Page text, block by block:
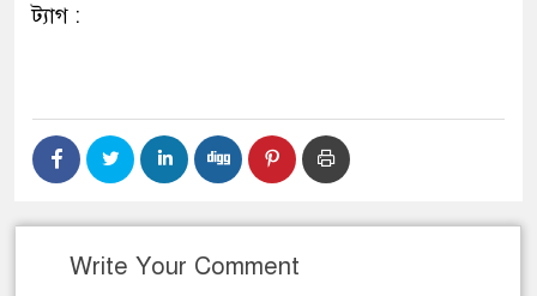
ট্যাগ :
Write Your Comment